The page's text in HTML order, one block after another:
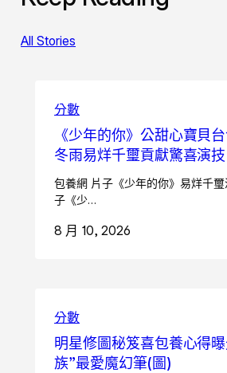
All Stories
分數
《少年的你》公甜心寶貝
冬雨易烊千璽貢獻驚喜演技
包養網 片子《少年的你》易烊千璽
子《少…
8 月 10, 2026
分數
明星修圖秘笈喜包養心得
族”最愛魔幻筆(圖)